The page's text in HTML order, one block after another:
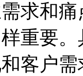
求和
重要
客户